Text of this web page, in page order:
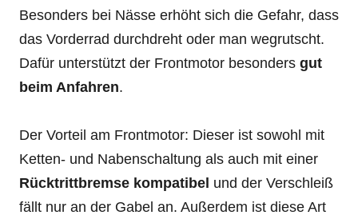
Besonders bei Nässe erhöht sich die Gefahr, dass
das Vorderrad durchdreht oder man wegrutscht.
Dafür unterstützt der Frontmotor besonders gut
beim Anfahren.
Der Vorteil am Frontmotor: Dieser ist sowohl mit
Ketten- und Nabenschaltung als auch mit einer
Rücktrittbremse kompatibel und der Verschleiß
fällt nur an der Gabel an. Außerdem ist diese Art